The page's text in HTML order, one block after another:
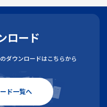
ロード
ダウンロードはこちらから
ド一覧へ